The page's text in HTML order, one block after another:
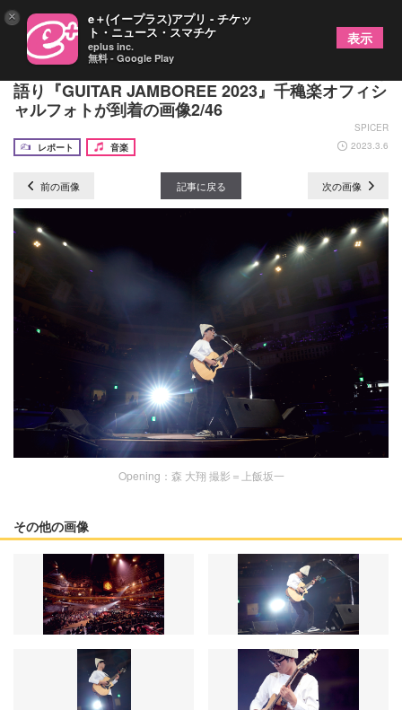
森山良子、ハナレグミ、TOSHI-LOWら全9組が弾き
語り『GUITAR JAMBOREE 2023』千穐楽オフィシ
ャルフォトが到着の画像2/46
SPICER
レポート
音楽 2023.3.6
前の画像 記事に戻る 次の画像
Opening：森 大翔 撮影＝上飯坂一
その他の画像
× e＋(イープラス)アプリ - チケッ
ト・ニュース・スマチケ
eplus inc.
無料 - Google Play
表示